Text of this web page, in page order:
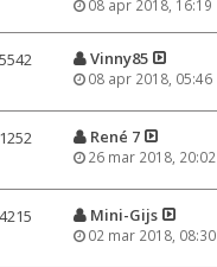
08 apr 2018, 16:19
Vinny85
08 apr 2018, 05:46
René 7
26 mar 2018, 20:02
Mini-Gijs
02 mar 2018, 08:30